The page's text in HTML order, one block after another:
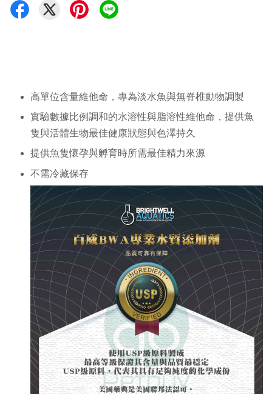
高單位含量維他命，專為淡水魚與無脊椎動物調製
實驗數據比例調和的水溶性與脂溶性維他命，提供魚
隻與活體生物最佳健康狀態與色澤持久
提供魚隻懷孕與孵育時所需最佳精力來源
不需冷藏保存